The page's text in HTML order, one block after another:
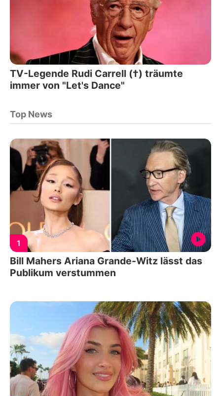
TV-Legende Rudi Carrell (†) träumte
immer von "Let's Dance"
Top News
1
Bill Mahers Ariana Grande-Witz lässt das
Publikum verstummen